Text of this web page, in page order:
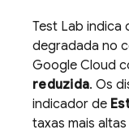
Test Lab indica
degradada no
Google Cloud
reduzida. Os
indicador de
taxas mais